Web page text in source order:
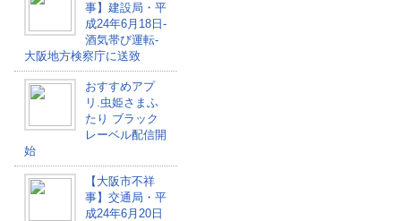
事】建設局・平
成24年6月18日-
酒気帯び運転-
大阪地方検察庁に送致
おすすめアプ
リ.虫姫さまふ
たり ブラック
レーベル配信開
始
【大阪市不祥
事】交通局・平
成24年6月20日